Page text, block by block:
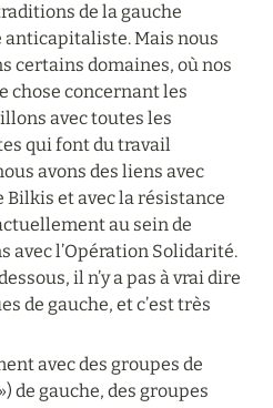
de la gauche
anticapitaliste. Mais nous
certains domaines, où nos
chose concernant les
avec toutes les
qui font du travail
avons des liens avec
et avec la résistance
au sein de
avec l’Opération Solidarité.
il n’y a pas à vrai dire
de gauche, et c’est très
avec des groupes de
de gauche, des groupes